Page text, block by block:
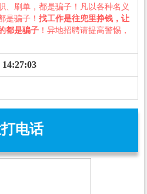
、刷单，都是骗子！凡以各种名义
是骗子！ 找工作是往兜里挣钱，让
都是骗子 ！异地招聘请提高警惕，
14:27:03
电话